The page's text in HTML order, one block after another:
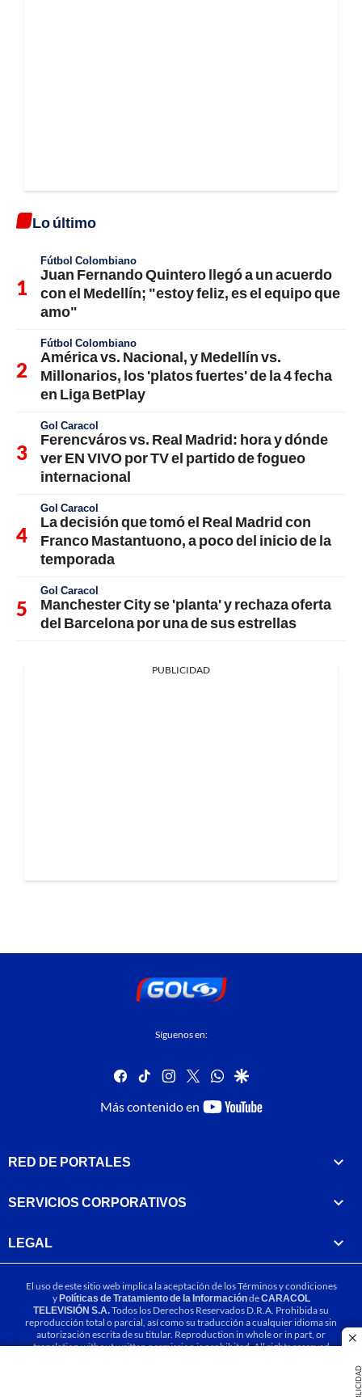
Lo último
Fútbol Colombiano
Juan Fernando Quintero llegó a un acuerdo
con el Medellín; "estoy feliz, es el equipo que
amo"
Fútbol Colombiano
América vs. Nacional, y Medellín vs.
Millonarios, los 'platos fuertes' de la 4 fecha
en Liga BetPlay
Gol Caracol
Ferencváros vs. Real Madrid: hora y dónde
ver EN VIVO por TV el partido de fogueo
internacional
Gol Caracol
La decisión que tomó el Real Madrid con
Franco Mastantuono, a poco del inicio de la
temporada
Gol Caracol
Manchester City se 'planta' y rechaza oferta
del Barcelona por una de sus estrellas
PUBLICIDAD
Síguenos en:
facebook
tiktok instagram
twitterwhatsapp
google
Más contenido en
youtube-
RED DE PORTALES
SERVICIOS CORPORATIVOS
LEGAL
El uso de este sitio web implica la aceptación de losTérminos y condiciones
yPolíticas de Tratamiento de la InformacióndeCARACOL
TELEVISIÓN S.A.Todos los Derechos Reservados D.R.A. Prohibida su
reproducción total o parcial, así como su traducción a cualquier idioma sin
autorización escrita de su titular. Reproduction in whole or in part, or
translation without written permission is prohibited. All rights reserved